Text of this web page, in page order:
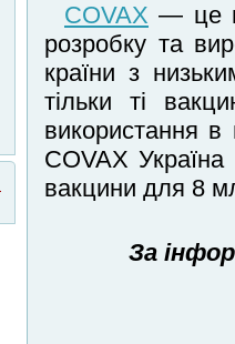
COVAX — це
розробку та
країни з
тільки ті
використання в
COVAX
вакцини для 8
За